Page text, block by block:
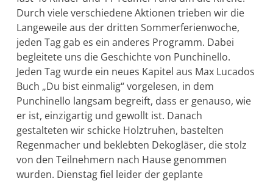
Durch viele verschiedene Aktionen trieben wir die
Langeweile aus der dritten Sommerferienwoche,
jeden Tag gab es ein anderes Programm. Dabei
begleitete uns die Geschichte von Punchinello.
Jeden Tag wurde ein neues Kapitel aus Max Lucados
Buch „Du bist einmalig“ vorgelesen, in dem
Punchinello langsam begreift, dass er genauso, wie
er ist, einzigartig und gewollt ist. Danach
gestalteten wir schicke Holztruhen, bastelten
Regenmacher und beklebten Dekogläser, die stolz
von den Teilnehmern nach Hause genommen
wurden. Dienstag fiel leider der geplante